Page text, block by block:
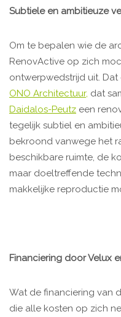
Subtiele en ambitieuze
Om te bepalen wie de
RenovActive op zich
ontwerpwedstrijd uit.
ONO Architectuur, dat
Daidalos-Peutz een
tegelijk subtiel en
bekroond vanwege het
beschikbare ruimte, de
maar doeltreffende
makkelijke reproductie
Financiering door Velux
Wat de financiering van
die alle kosten op zich